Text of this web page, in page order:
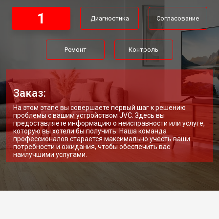
1 Диагностика Согласование
Ремонт Контроль
Заказ:
На этом этапе вы совершаете первый шаг к решению
проблемы с вашим устройством JVC. Здесь вы
предоставляете информацию о неисправности или услуге,
которую вы хотели бы получить. Наша команда
профессионалов старается максимально учесть ваши
потребности и ожидания, чтобы обеспечить вас
наилучшими услугами.